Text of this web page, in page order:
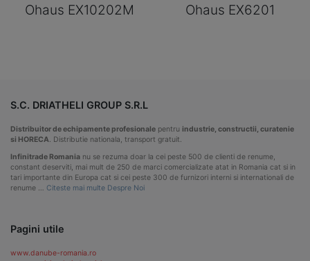
Ohaus EX10202M
Ohaus EX6201
S.C. DRIATHELI GROUP S.R.L
Distribuitor de echipamente profesionale pentru industrie, constructii, curatenie
si HORECA . Distributie nationala, transport gratuit.
Infinitrade Romania nu se rezuma doar la cei peste 500 de clienti de renume,
constant deserviti, mai mult de 250 de marci comercializate atat in Romania cat si in
tari importante din Europa cat si cei peste 300 de furnizori interni si internationali de
renume … Citeste mai multe Despre Noi
Pagini utile
www.danube-romania.ro